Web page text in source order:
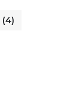
(4)